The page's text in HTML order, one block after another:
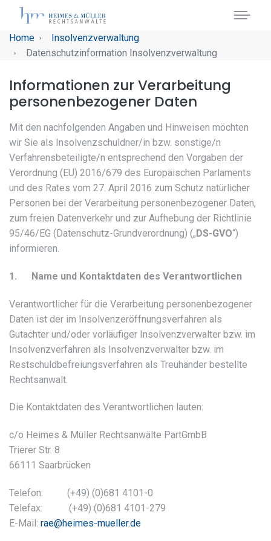
Skip to main navigation
Skip to main content
Skip to page footer
You are here:
Home
Insolvenzverwaltung
Datenschutzinformation Insolvenzverwaltung
Informationen zur Verarbeitung
personenbezogener Daten
Mit den nachfolgenden Angaben und Hinweisen möchten
wir Sie als Insolvenzschuldner/in bzw. sonstige/n
Verfahrensbeteiligte/n entsprechend den Vorgaben der
Verordnung (EU) 2016/679 des Europäischen Parlaments
und des Rates vom 27. April 2016 zum Schutz natürlicher
Personen bei der Verarbeitung personenbezogener Daten,
zum freien Datenverkehr und zur Aufhebung der Richtlinie
95/46/EG (Datenschutz-Grundverordnung) („DS-GVO“)
informieren.
1. Name und Kontaktdaten des Verantwortlichen
Verantwortlicher für die Verarbeitung personenbezogener
Daten ist der im Insolvenzeröffnungsverfahren als
Gutachter und/oder vorläufiger Insolvenzverwalter bzw. im
Insolvenzverfahren als Insolvenzverwalter bzw. im
Restschuldbefreiungsverfahren als Treuhänder bestellte
Rechtsanwalt.
Die Kontaktdaten des Verantwortlichen lauten:
c/o Heimes & Müller Rechtsanwälte PartGmbB
Trierer Str. 8
66111 Saarbrücken
Telefon: (+49) (0)681 4101-0
Telefax: (+49) (0)681 4101-279
E-Mail: rae@heimes-mueller.de